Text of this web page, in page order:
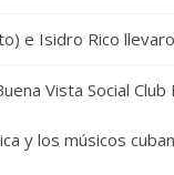
e Isidro Rico
Vista Social Club
y los músicos